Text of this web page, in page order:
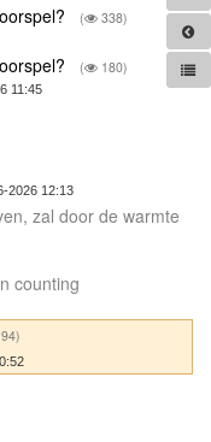
( 338)
( 180)
11:45
2026 12:13
zal door de warmte
counting